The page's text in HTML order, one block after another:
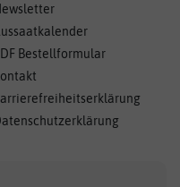
Bestellformular